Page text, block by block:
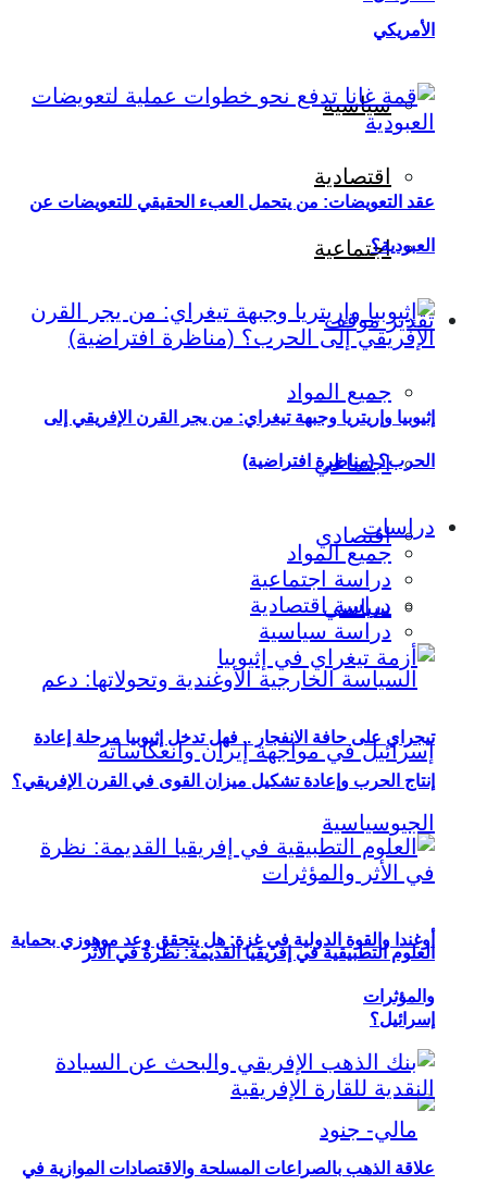
سياسية
اقتصادية
اجتماعية
تقدير موقف
جميع المواد
اجتماعي
اقتصادي
سياسي
أوغندا والقوة الدولية في غزة: هل يتحقق وعد موهوزي بحماية
إسرائيل؟
الأمريكي
عقد التعويضات: من يتحمل العبء الحقيقي للتعويضات عن
العبودية؟
إثيوبيا وإريتريا وجبهة تيغراي: من يجر القرن الإفريقي إلى
الحرب؟ (مناظرة افتراضية)
دراسات
جميع المواد
دراسة اجتماعية
دراسة اقتصادية
دراسة سياسية
تيجراي على حافة الانفجار .. فهل تدخل إثيوبيا مرحلة إعادة
إنتاج الحرب وإعادة تشكيل ميزان القوى في القرن الإفريقي؟
العلوم التطبيقية في إفريقيا القديمة: نظرة في الأثر
والمؤثرات
علاقة الذهب بالصراعات المسلحة والاقتصادات الموازية في